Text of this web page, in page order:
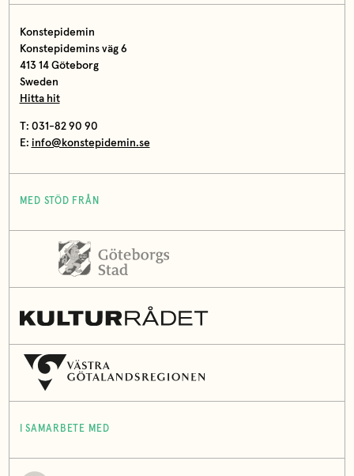
Konstepidemin
Konstepidemins väg 6
413 14 Göteborg
Sweden
Hitta hit
T: 031-82 90 90
E: info@konstepidemin.se
MED STÖD FRÅN
I SAMARBETE MED